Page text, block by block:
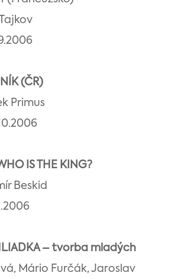
(ČR)
Primus
IS THE KING?
Beskid
– tvorba mladých
Mário Furčák, Jaroslav